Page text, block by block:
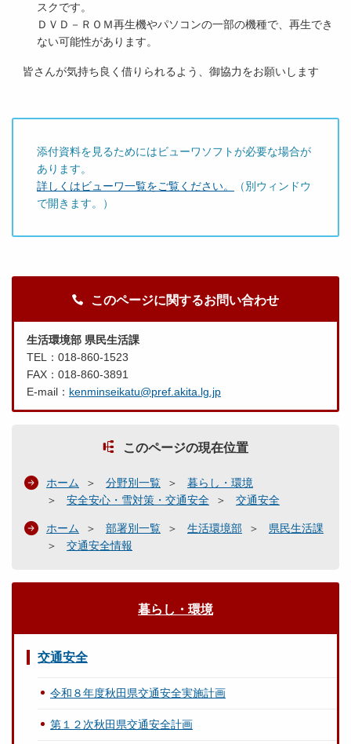
スクです。
ＤＶＤ－ＲＯＭ再生機やパソコンの一部の機種で、再生でき
ない可能性があります。
皆さんが気持ち良く借りられるよう、御協力をお願いします
添付資料を見るためにはビューワソフトが必要な場合が
あります。
詳しくはビューワ一覧をご覧ください。
（別ウィンドウ
で開きます。）
このページに関するお問い合わせ
生活環境部 県民生活課
TEL：018-860-1523
FAX：018-860-3891
E-mail： kenminseikatu@pref.akita.lg.jp
このページの現在位置
ホーム 分野別一覧
暮らし・環境
安全安心・雪対策・交通安全
交通安全
ホーム 部署別一覧 生活環境部
県民生活課
交通安全情報
暮らし・環境
交通安全
令和８年度秋田県交通安全実施計画
第１２次秋田県交通安全計画